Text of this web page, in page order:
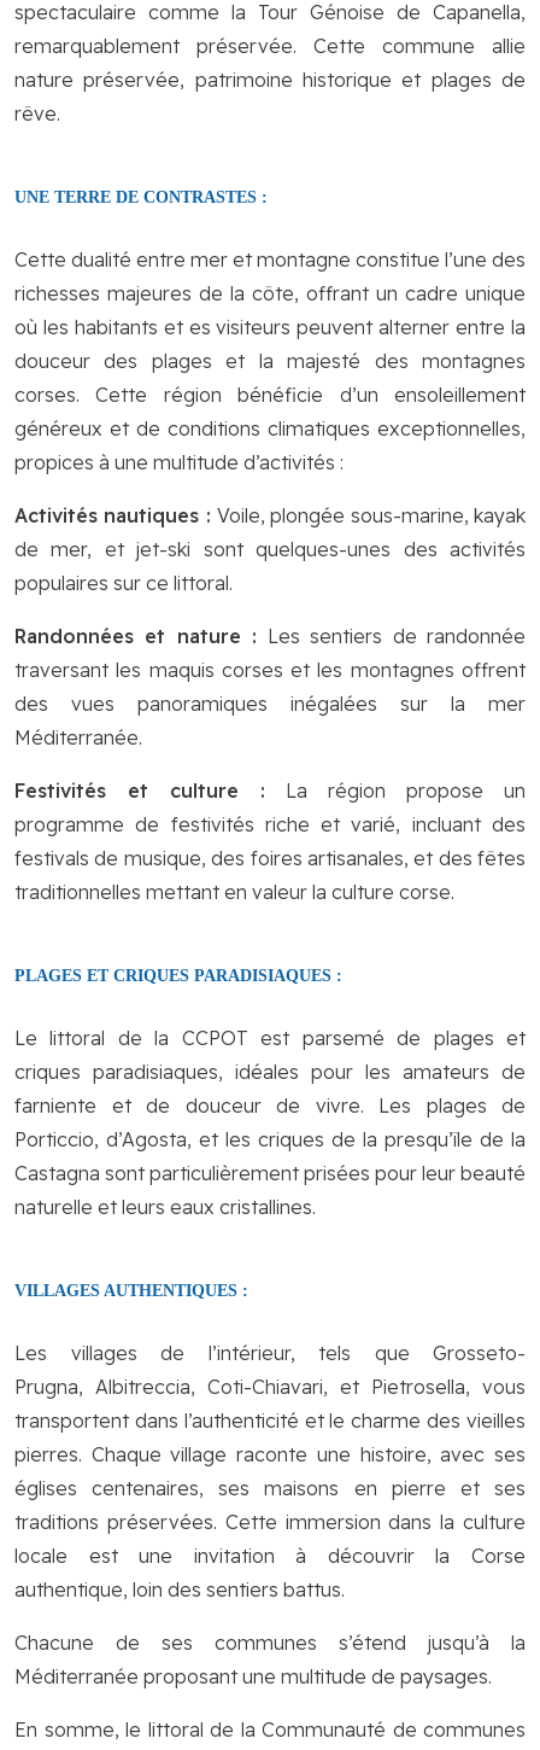
spectaculaire comme la Tour Génoise de Capanella,
remarquablement préservée. Cette commune allie
nature préservée, patrimoine historique et plages de
rêve.
UNE TERRE DE CONTRASTES :
Cette dualité entre mer et montagne constitue l’une des
richesses majeures de la côte, offrant un cadre unique
où les habitants et es visiteurs peuvent alterner entre la
douceur des plages et la majesté des montagnes
corses. Cette région bénéficie d’un ensoleillement
généreux et de conditions climatiques exceptionnelles,
propices à une multitude d’activités :
Activités nautiques : Voile, plongée sous-marine, kayak
de mer, et jet-ski sont quelques-unes des activités
populaires sur ce littoral.
Randonnées et nature : Les sentiers de randonnée
traversant les maquis corses et les montagnes offrent
des vues panoramiques inégalées sur la mer
Méditerranée.
Festivités et culture : La région propose un
programme de festivités riche et varié, incluant des
festivals de musique, des foires artisanales, et des fêtes
traditionnelles mettant en valeur la culture corse.
PLAGES ET CRIQUES PARADISIAQUES :
Le littoral de la CCPOT est parsemé de plages et
criques paradisiaques, idéales pour les amateurs de
farniente et de douceur de vivre. Les plages de
Porticcio, d’Agosta, et les criques de la presqu’île de la
Castagna sont particulièrement prisées pour leur beauté
naturelle et leurs eaux cristallines.
VILLAGES AUTHENTIQUES :
Les villages de l’intérieur, tels que Grosseto-
Prugna, Albitreccia, Coti-Chiavari, et Pietrosella, vous
transportent dans l’authenticité et le charme des vieilles
pierres. Chaque village raconte une histoire, avec ses
églises centenaires, ses maisons en pierre et ses
traditions préservées. Cette immersion dans la culture
locale est une invitation à découvrir la Corse
authentique, loin des sentiers battus.
Chacune de ses communes s’étend jusqu’à la
Méditerranée proposant une multitude de paysages.
En somme, le littoral de la Communauté de communes